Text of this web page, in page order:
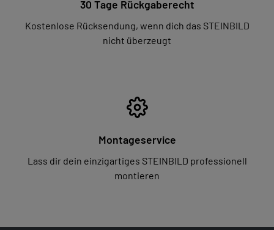
30 Tage Rückgaberecht
Kostenlose Rücksendung, wenn dich das STEINBILD
nicht überzeugt
Montageservice
Lass dir dein einzigartiges STEINBILD professionell
montieren